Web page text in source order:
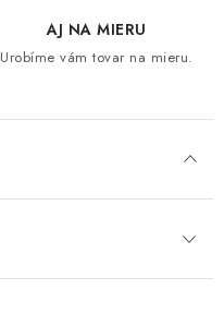
AJ NA MIERU
Urobíme vám tovar na mieru.